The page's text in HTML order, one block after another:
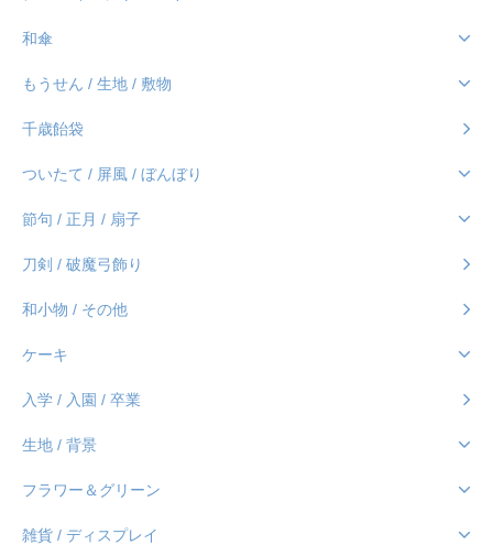
和傘
もうせん / 生地 / 敷物
千歳飴袋
ついたて / 屏風 / ぼんぼり
節句 / 正月 / 扇子
刀剣 / 破魔弓飾り
和小物 / その他
ケーキ
入学 / 入園 / 卒業
生地 / 背景
フラワー＆グリーン
雑貨 / ディスプレイ